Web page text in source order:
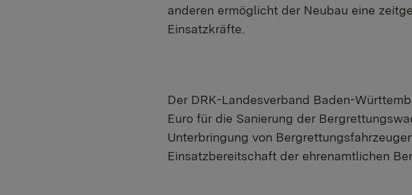
anderen ermöglicht der Neubau eine
Einsatzkräfte.
Der DRK-Landesverband Baden-
Euro für die Sanierung der
Unterbringung von
Einsatzbereitschaft der ehrenamtlichen